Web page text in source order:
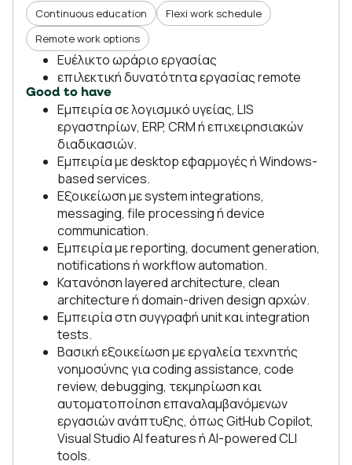
Continuous education
Flexi work schedule
Remote work options
Ευέλικτο ωράριο εργασίας
επιλεκτική δυνατότητα εργασίας remote
Good to have
Εμπειρία σε λογισμικό υγείας, LIS
εργαστηρίων, ERP, CRM ή επιχειρησιακών
διαδικασιών.
Εμπειρία με desktop εφαρμογές ή Windows-
based services.
Εξοικείωση με system integrations,
messaging, file processing ή device
communication.
Εμπειρία με reporting, document generation,
notifications ή workflow automation.
Κατανόηση layered architecture, clean
architecture ή domain-driven design αρχών.
Εμπειρία στη συγγραφή unit και integration
tests.
Βασική εξοικείωση με εργαλεία τεχνητής
νοημοσύνης για coding assistance, code
review, debugging, τεκμηρίωση και
αυτοματοποίηση επαναλαμβανόμενων
εργασιών ανάπτυξης, όπως GitHub Copilot,
Visual Studio AI features ή AI-powered CLI
tools.